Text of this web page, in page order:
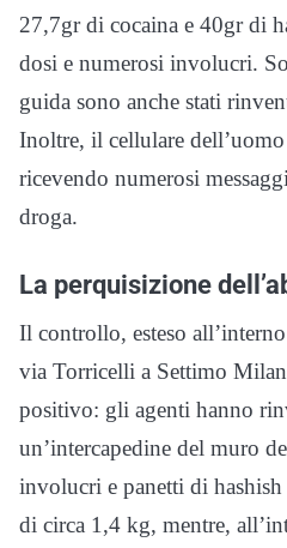
27,7gr di cocaina e 40gr di
dosi e numerosi involucri.
guida sono anche stati
Inoltre, il cellulare
ricevendo numerosi
droga.
La perquisizione
Il controllo, esteso
via Torricelli a Settimo
positivo: gli agenti hanno
un’intercapedine del muro
involucri e panetti di
di circa 1,4 kg, mentre,